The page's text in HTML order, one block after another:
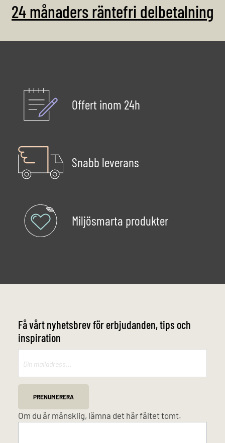
24 månaders räntefri delbetalning
Offert inom 24h
Snabb leverans
Miljösmarta produkter
Få vårt nyhetsbrev för erbjudanden, tips och
inspiration
PRENUMERERA
Om du är mänsklig, lämna det här fältet tomt.